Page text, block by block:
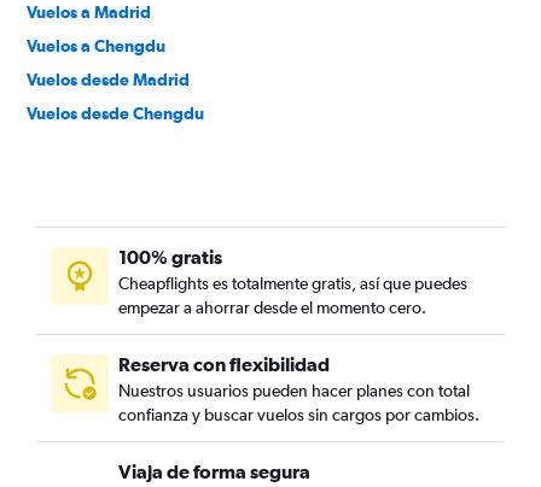
Vuelos a Madrid
Vuelos a Chengdu
Vuelos desde Madrid
Vuelos desde Chengdu
100% gratis
Cheapflights es totalmente gratis, así que puedes
empezar a ahorrar desde el momento cero.
Reserva con flexibilidad
Nuestros usuarios pueden hacer planes con total
confianza y buscar vuelos sin cargos por cambios.
Viaja de forma segura